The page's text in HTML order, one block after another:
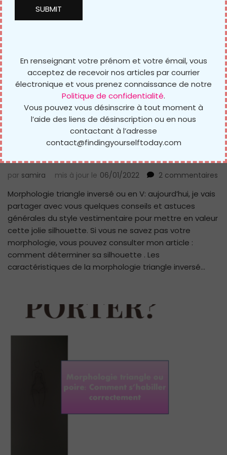
Style/morphologie
Comment s’habiller avec une
par samira mis à jour le 06/01/2022 2 commentaires
Morphologie triangle inversé ou en V: aujourd’hui, je vais
partager avec vous quelques conseils et astuces
générales du style vestimentaire pour mettre en valeur
cette jolie silhouette. Si vous ne savez pas votre
morphologie, vous pouvez consulter mon article :
comment déterminer sa silhouette . Les
caractéristiques de la morphologie triangle inversé…
En renseignant votre prénom et votre émail, vous
acceptez de recevoir nos articles par courrier
électronique et vous prenez connaissance de notre
Politique de confidentialité.
Vous pouvez vous désinscrire à tout moment à
l’aide des liens de désinscription ou en nous
contactant à l’adresse
contact@findingyourselftoday.com